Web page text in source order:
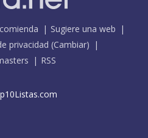
Sugiere una web
privacidad (Cambiar)
RSS